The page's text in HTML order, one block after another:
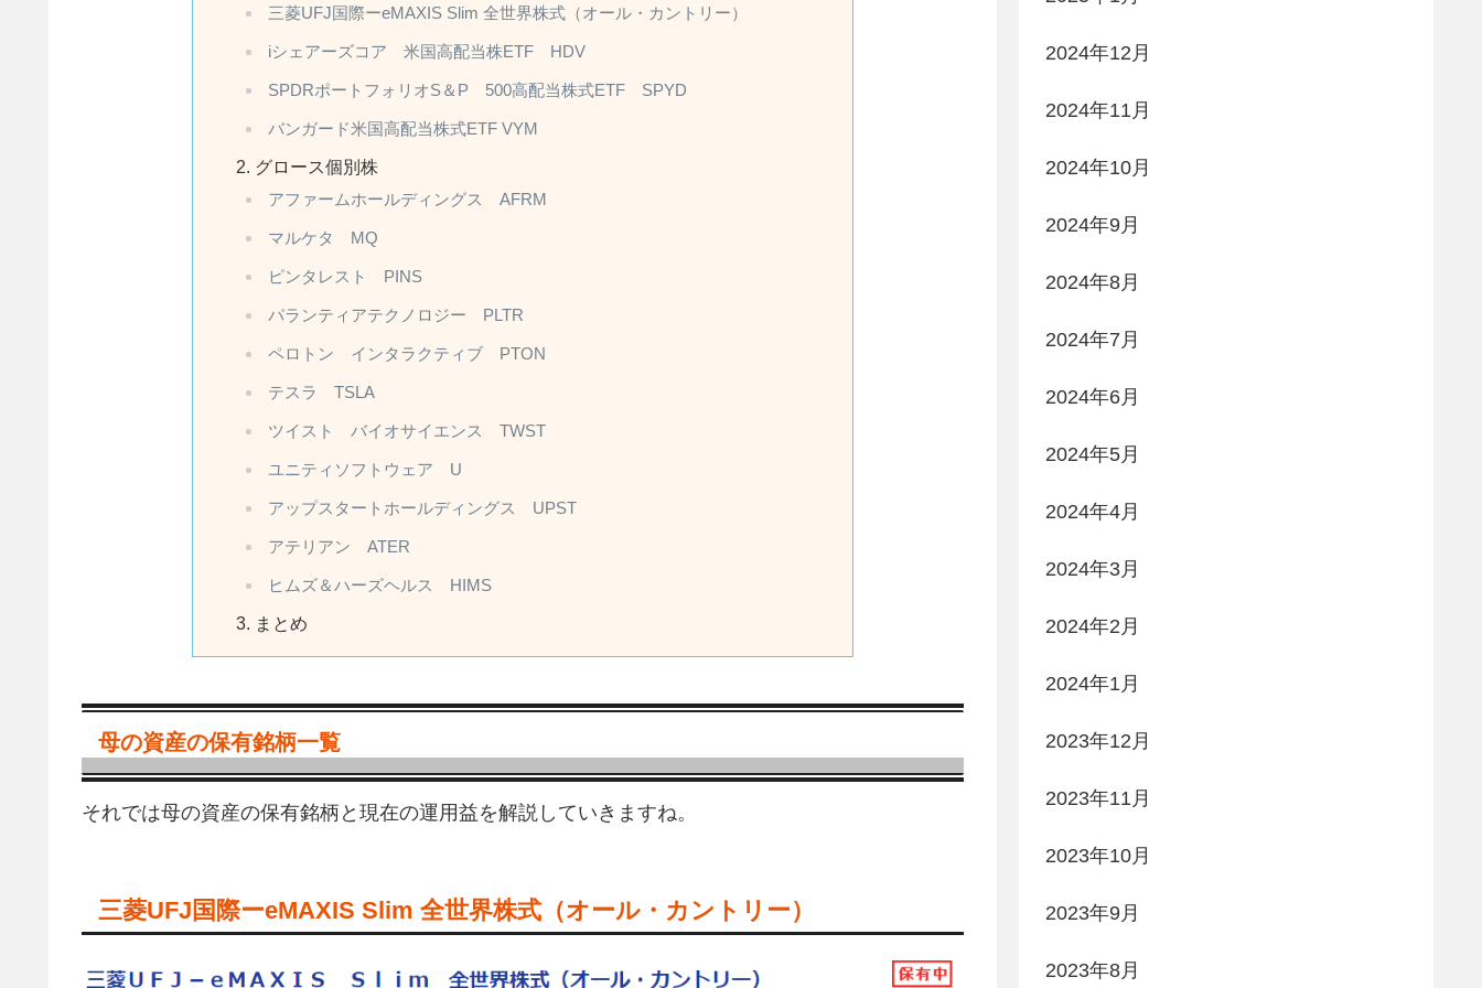
三菱UFJ国際ーeMAXIS Slim 全世界株式（オール・カントリー）
iシェアーズコア 米国高配当株ETF HDV
SPDRポートフォリオS＆P 500高配当株式ETF SPYD
バンガード米国高配当株式ETF VYM
グロース個別株
アファームホールディングス AFRM
マルケタ MQ
ピンタレスト PINS
パランティアテクノロジー PLTR
ペロトン インタラクティブ PTON
テスラ TSLA
ツイスト バイオサイエンス TWST
ユニティソフトウェア U
アップスタートホールディングス UPST
アテリアン ATER
ヒムズ＆ハーズヘルス HIMS
まとめ
母の資産の保有銘柄一覧
それでは母の資産の保有銘柄と現在の運用益を解説していきますね。
三菱UFJ国際ーeMAXIS Slim 全世界株式（オール・カントリー）
2024年12月
2024年11月
2024年10月
2024年9月
2024年8月
2024年7月
2024年6月
2024年5月
2024年4月
2024年3月
2024年2月
2024年1月
2023年12月
2023年11月
2023年10月
2023年9月
2023年8月